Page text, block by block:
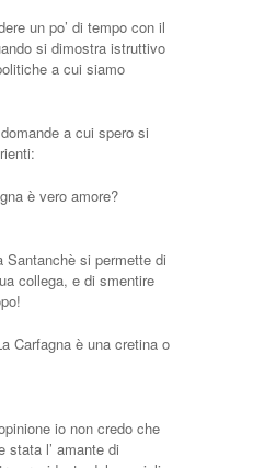
un po’ di tempo con il
si dimostra istruttivo
a cui siamo
a cui spero si
è vero amore?
Santanchè si permette di
collega, e di smentire
Carfagna è una cretina o
io non credo che
stata l’ amante di